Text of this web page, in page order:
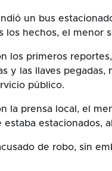
un bus
los hechos, el menor
los primeros
y las llaves
público.
la prensa local, el
estaba estacionados,
de robo, sin